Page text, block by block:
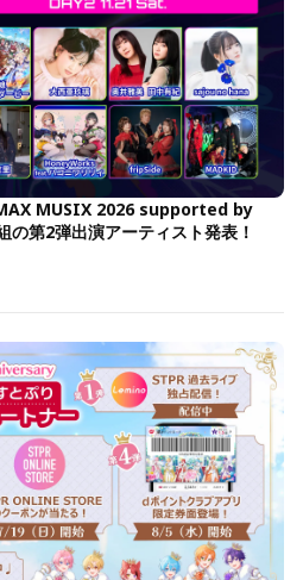
MUSIX 2026 supported by
第2弾出演アーティスト発表！